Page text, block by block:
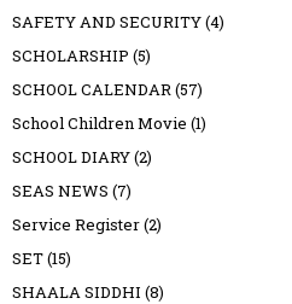
SAFETY AND SECURITY(4)
SCHOLARSHIP (5)
SCHOOL CALENDAR(57)
School Children Movie (1)
SCHOOL DIARY(2)
SEAS NEWS (7)
Service Register(2)
SET(15)
SHAALA SIDDHI (8)